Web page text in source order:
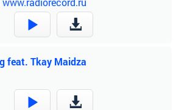
feat. Tkay Maidza